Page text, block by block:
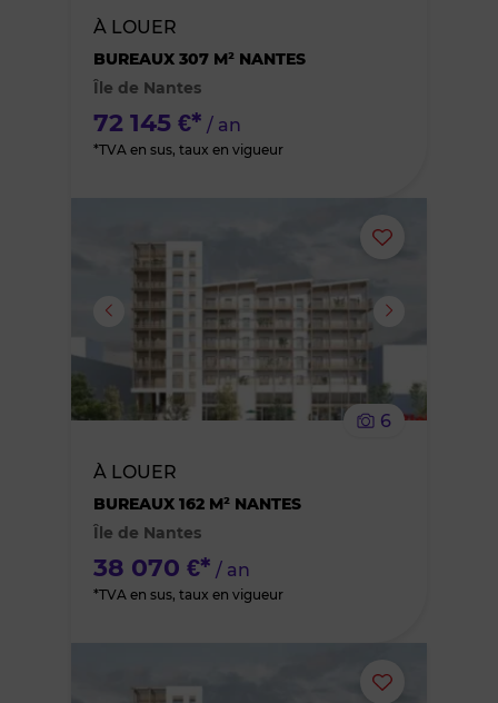
À LOUER
BUREAUX 307 M² NANTES
Île de Nantes
72 145 €* / an
*TVA en sus, taux en vigueur
Ajouter
supprimer
le
6
À LOUER
BUREAUX 162 M² NANTES
Île de Nantes
38 070 €* / an
*TVA en sus, taux en vigueur
Ajouter